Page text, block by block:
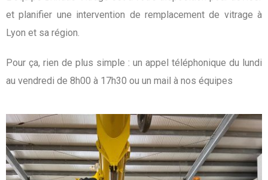
et planifier une intervention de remplacement de vitrage à
Lyon et sa région.
Pour ça, rien de plus simple : un appel téléphonique du lundi
au vendredi de 8h00 à 17h30 ou un mail à nos équipes